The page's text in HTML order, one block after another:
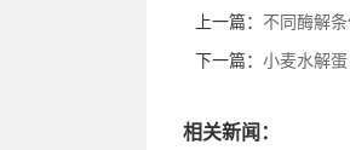
上一篇： 不同酶解
下一篇： 小麦水解
相关新闻：